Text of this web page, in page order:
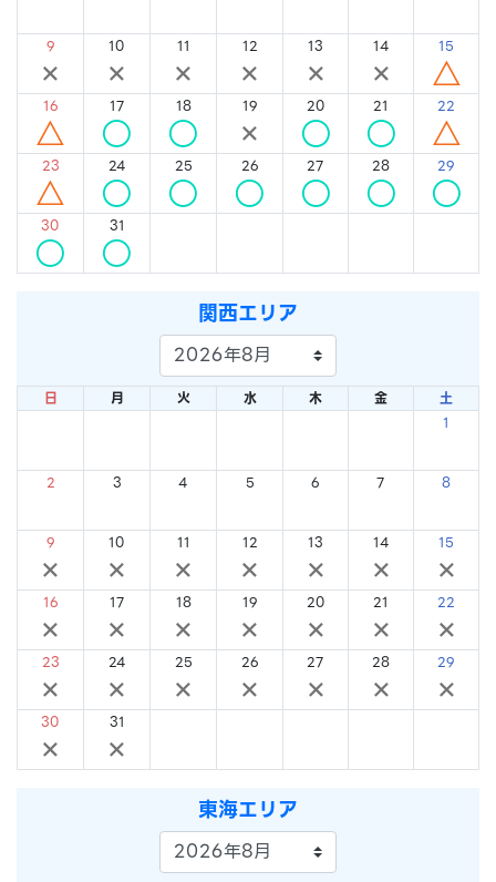
9
×
10
×
11
×
12
×
13
×
14
×
15
△
16
△
17
○
18
○
19
×
20
○
21
○
22
△
23
△
24
○
25
○
26
○
27
○
28
○
29
○
30
○
31
○
関西エリア
日 月 火 水 木 金
土
1
2 3 4 5 6 7 8
9
×
10
×
11
×
12
×
13
×
14
×
15
×
16
×
17
×
18
×
19
×
20
×
21
×
22
×
23
×
24
×
25
×
26
×
27
×
28
×
29
×
30
×
31
×
東海エリア